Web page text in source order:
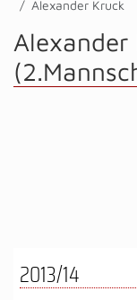
Alexander Kruck
Alexander
2013/14